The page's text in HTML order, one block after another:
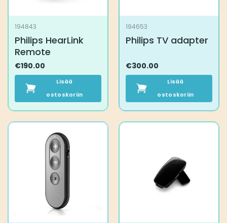
194843
Philips HearLink
Remote
€190.00
Lisää
ostoskoriin
194653
Philips TV adapter
€300.00
Lisää
ostoskoriin